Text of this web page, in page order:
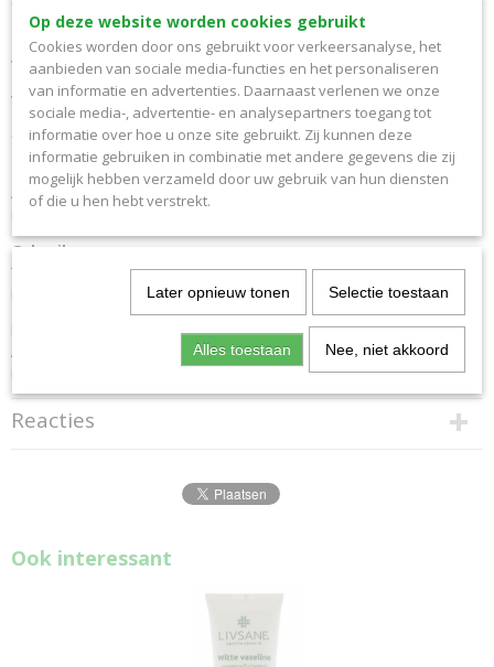
Productcode
15769879
EAN code
8717272016098
Productcode leverancier
885789
Bruto gewicht
0,10 Kg
Omschrijving
Vaselinecetomacrogrolcreme FNA in tube 100g
Vaselinecetomacrogrolcreme FNA in tube
- Beschermend en verzachtend
Ingredienten
Aqua, Petrolatum, Cetaeryl alcohol, Ceteareth-20, Paraffinum liquidum,
Gebruik
Te gebruiken bij een droge en gevoelige huid.
Regelmatig smeren, tenzij anders geadviseerd.
Na opening 12 maanden houdbaar.
Afgesloten bewaren op kamertemperatuur
Reacties
Ook interessant
Op deze website worden cookies gebruikt
Cookies worden door ons gebruikt voor verkeersanalyse, het
aanbieden van sociale media-functies en het personaliseren
van informatie en advertenties. Daarnaast verlenen we onze
sociale media-, advertentie- en analysepartners toegang tot
informatie over hoe u onze site gebruikt. Zij kunnen deze
informatie gebruiken in combinatie met andere gegevens die zij
mogelijk hebben verzameld door uw gebruik van hun diensten
of die u hen hebt verstrekt.
Later opnieuw tonen Selectie toestaan
Alles toestaan Nee, niet akkoord